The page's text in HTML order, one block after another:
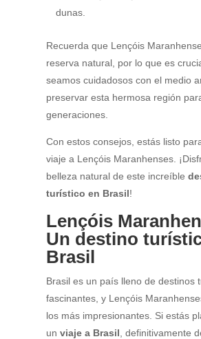
dunas.
Recuerda que Lençóis
reserva natural, por lo que es
seamos cuidadosos con el medio
preservar esta hermosa región
generaciones.
Con estos consejos, estás listo
viaje a Lençóis Maranhenses.
belleza natural de este increíble
turístico en Brasil!
Lençóis
Un destino
Brasil
Brasil es un país lleno de destinos
fascinantes, y Lençóis
los más impresionantes. Si estás
unviaje a Brasil , definitivamente